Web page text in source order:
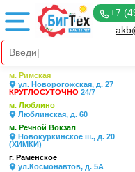
+7
м. Римская
ул. Новорогожская, д. 27
КРУГЛОСУТОЧНО 24/7
м. Люблино
Люблинская, д. 60
м. Речной Вокзал
Новокуркинское ш., д. 20
(ХИМКИ)
г. Раменское
ул.Космонавтов, д. 5А